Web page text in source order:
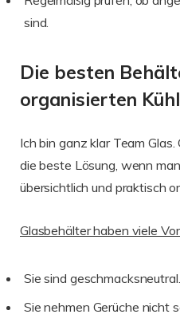
sind.
Die besten
organisierten
Ich bin ganz klar Team
die beste Lösung, wenn
übersichtlich und praktisch
Glasbehälter haben viele
Sie sind geschmacksneutral.
Sie nehmen Gerüche nicht